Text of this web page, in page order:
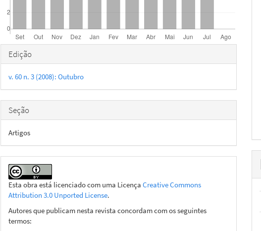
Detalhes
do
artigo
Edição
v. 60 n. 3 (2008): Outubro
Seção
Artigos
Esta obra está licenciado com uma LicençaCreative Commons
Attribution 3.0 Unported License.
Autores que publicam nesta revista concordam com os seguintes
termos: